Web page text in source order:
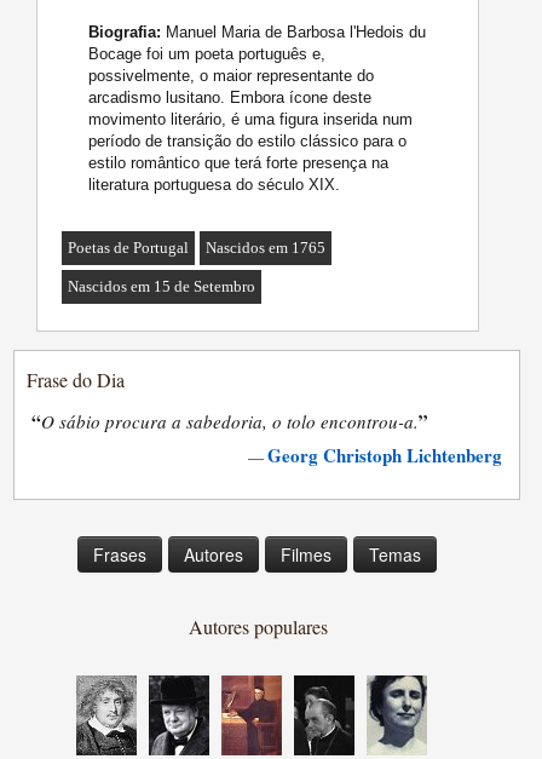
Biografia: Manuel Maria de Barbosa l'Hedois du
Bocage foi um poeta português e,
possivelmente, o maior representante do
arcadismo lusitano. Embora ícone deste
movimento literário, é uma figura inserida num
período de transição do estilo clássico para o
estilo romântico que terá forte presença na
literatura portuguesa do século XIX.
Poetas de Portugal Nascidos em 1765
Nascidos em 15 de Setembro
Frase do Dia
“O sábio procura a sabedoria, o tolo encontrou-a.”
—Georg Christoph Lichtenberg
Frases Autores Filmes Temas
Autores populares